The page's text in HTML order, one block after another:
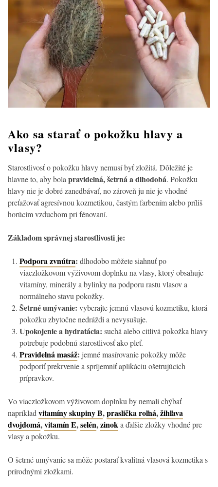
Ako sa starať o pokožku hlavy a
vlasy?
Starostlivosť o pokožku hlavy nemusí byť zložitá. Dôležité je
hlavne to, aby bola pravidelná, šetrná a dlhodobá. Pokožku
hlavy nie je dobré zanedbávať, no zároveň ju nie je vhodné
preťažovať agresívnou kozmetikou, častým farbením alebo príliš
horúcim vzduchom pri fénovaní.
Základom správnej starostlivosti je:
Podpora zvnútra: dlhodobo môžete siahnuť po
viaczložkovom výživovom doplnku na vlasy, ktorý obsahuje
vitamíny, minerály a bylinky na podporu rastu vlasov a
normálneho stavu pokožky.
Šetrné umývanie: vyberajte jemnú vlasovú kozmetiku, ktorá
pokožku zbytočne nedráždi a nevysušuje.
Upokojenie a hydratácia: suchá alebo citlivá pokožka hlavy
potrebuje podobnú starostlivosť ako pleť.
Pravidelná masáž: jemné masírovanie pokožky môže
podporiť prekrvenie a spríjemniť aplikáciu ošetrujúcich
prípravkov.
Vo viaczložkovom výživovom doplnku by nemali chýbať
napríklad vitamíny skupiny B,praslička roľná,žihľava
dvojdomá,vitamín E,selén,zinoka ďalšie zložky vhodné pre
vlasy a pokožku.
O šetrné umývanie sa môže postarať kvalitná vlasová kozmetika s
prírodnými zložkami.